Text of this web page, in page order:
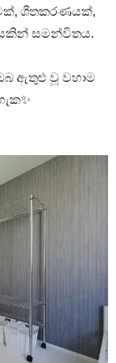
ශීතකරණයක්,
සමන්විතය.
ඇතුළු වූ වහාම